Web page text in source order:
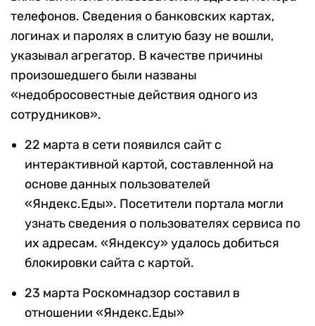
телефонов. Сведения о банковских картах,
логинах и паролях в слитую базу не вошли,
указывал агрегатор. В качестве причины
произошедшего были названы
«недобросовестные действия одного из
сотрудников».
22 марта в сети появился сайт с
интерактивной картой, составленной на
основе данных пользователей
«Яндекс.Еды». Посетители портала могли
узнать сведения о пользователях сервиса по
их адресам. «Яндексу» удалось добиться
блокировки сайта с картой.
23 марта Роскомнадзор составил в
отношении «Яндекс.Еды»